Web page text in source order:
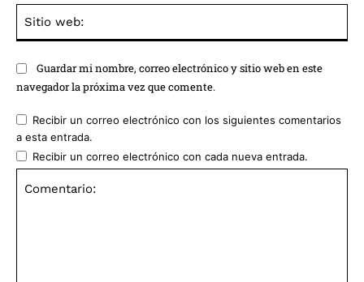
Guardar mi nombre, correo electrónico y sitio web en este
navegador la próxima vez que comente.
Recibir un correo electrónico con los siguientes comentarios
a esta entrada.
Recibir un correo electrónico con cada nueva entrada.